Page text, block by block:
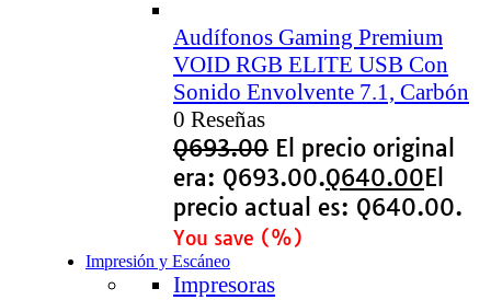
Audífonos Gaming Premium
VOID RGB ELITE USB Con
Sonido Envolvente 7.1, Carbón
0 Reseñas
Q693.00 El precio original
era: Q693.00.Q640.00El
precio actual es: Q640.00.
You save (%)
Impresión y Escáneo
Impresoras